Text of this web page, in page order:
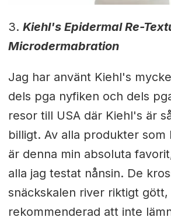
3. Kiehl's Epidermal Re-
Microdermabration
Jag har använt Kiehl's
dels pga nyfiken och dels
resor till USA där Kiehl's är
billigt. Av alla produkter som
är denna min absoluta
alla jag testat nånsin. De
snäckskalen river riktigt
rekommenderad att inte